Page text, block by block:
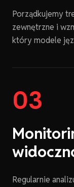
Porządkujemy
zewnętrzne i
który modele
03
Regularnie